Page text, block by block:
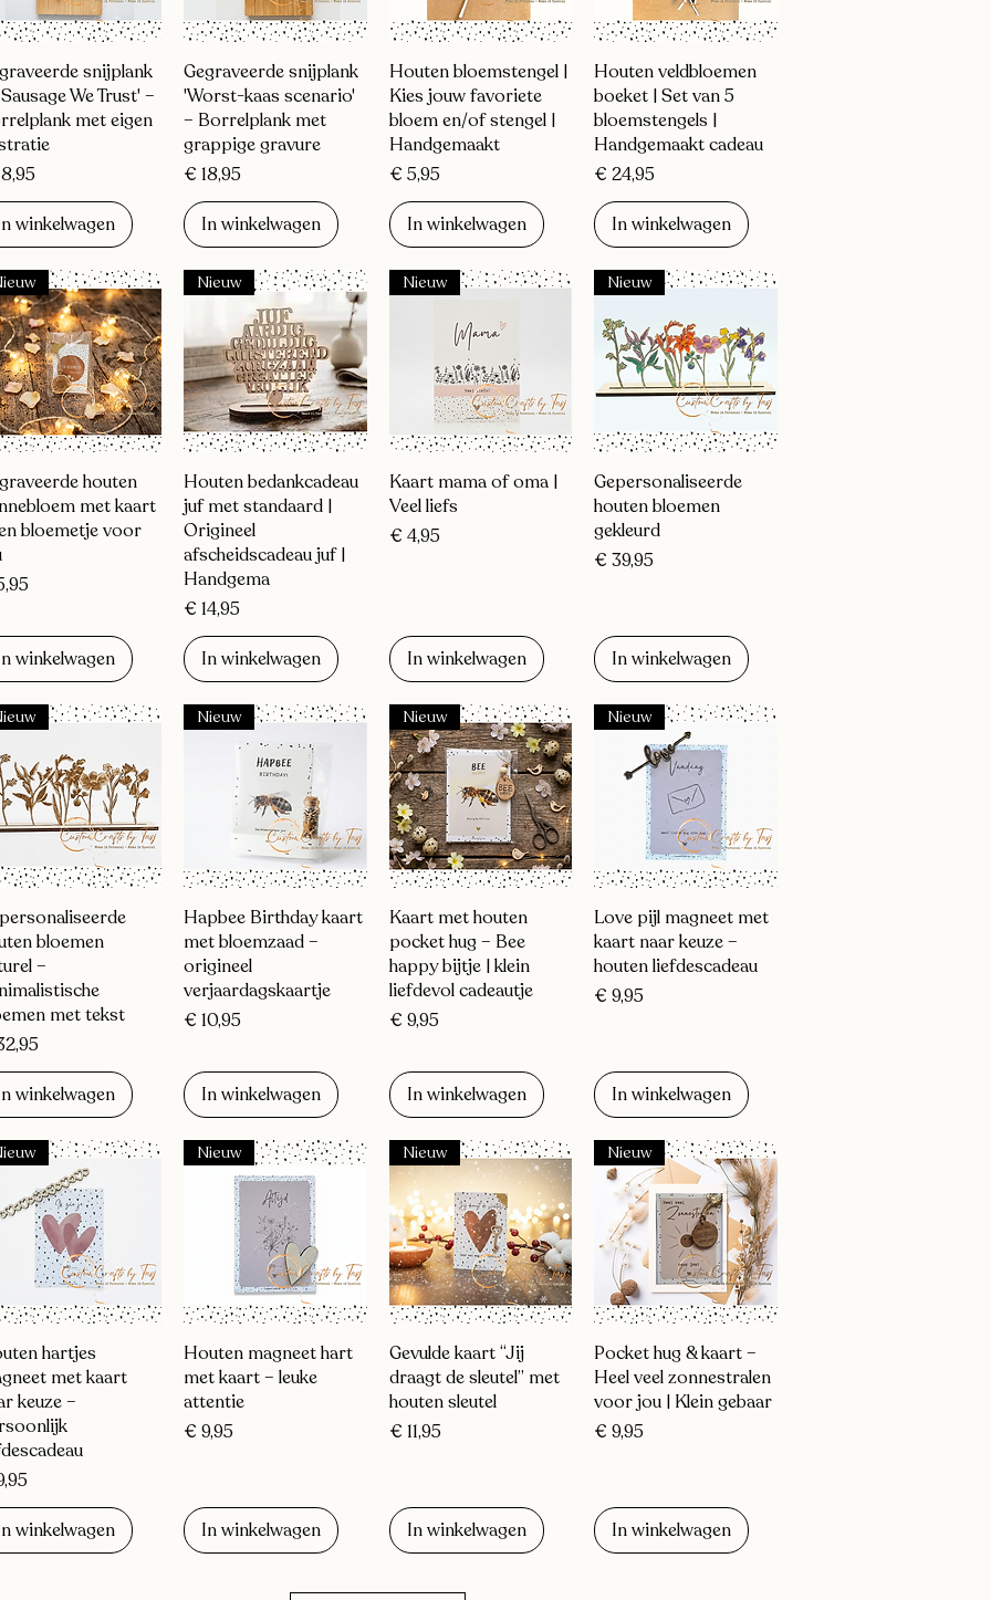
Snel overzichtsnijplank
We Trust' –
met eigen
winkelwagen
Snel overzicht
Gegraveerde snijplank
'Worst-kaas scenario'
– Borrelplank met
grappige gravure
Prijs
€ 18,95
In winkelwagen
Snel overzicht
Houten bloemstengel |
Kies jouw favoriete
bloem en/of stengel |
Handgemaakt
Prijs
€ 5,95
In winkelwagen
Snel overzicht
Houten veldbloemen
boeket | Set van 5
bloemstengels |
Handgemaakt cadeau
Prijs
€ 24,95
In winkelwagen
Snel overzicht
houten
met kaart
bloemetje voor
winkelwagen
Snel overzicht
Nieuw
Houten bedankcadeau
juf met standaard |
Origineel
afscheidscadeau juf |
Handgema
Prijs
€ 14,95
In winkelwagen
Snel overzicht
Nieuw
Kaart mama of oma |
Veel liefs
Prijs
€ 4,95
In winkelwagen
Snel overzicht
Nieuw
Gepersonaliseerde
houten bloemen
gekleurd
Prijs
€ 39,95
In winkelwagen
Snel overzicht
bloemen
–
met tekst
winkelwagen
Snel overzicht
Nieuw
Hapbee Birthday kaart
met bloemzaad –
origineel
verjaardagskaartje
Prijs
€ 10,95
In winkelwagen
Snel overzicht
Nieuw
Kaart met houten
pocket hug – Bee
happy bijtje | klein
liefdevol cadeautje
Prijs
€ 9,95
In winkelwagen
Snel overzicht
Nieuw
Love pijl magneet met
kaart naar keuze –
houten liefdescadeau
Prijs
€ 9,95
In winkelwagen
Snel overzicht
hartjes
met kaart
keuze –
winkelwagen
Snel overzicht
Nieuw
Houten magneet hart
met kaart – leuke
attentie
Prijs
€ 9,95
In winkelwagen
Snel overzicht
Nieuw
Gevulde kaart “Jij
draagt de sleutel” met
houten sleutel
Prijs
€ 11,95
In winkelwagen
Snel overzicht
Nieuw
Pocket hug & kaart –
Heel veel zonnestralen
voor jou | Klein gebaar
Prijs
€ 9,95
In winkelwagen